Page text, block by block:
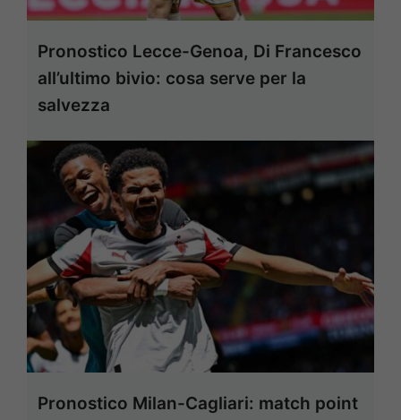
Pronostico Lecce-Genoa, Di Francesco
all’ultimo bivio: cosa serve per la
salvezza
Pronostico Milan-Cagliari: match point